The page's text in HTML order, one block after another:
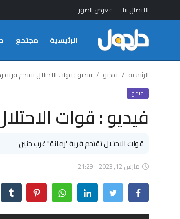
الاتصال بنا معرض الصور
الرئيسية مجتمع الدخول التسجيل
الاتصال بنا
تكنلوجيا
الرئيسية فيديو فيديو : قوات الاحتلال تقتحم قرية
فيديو
فيديو : قوات
قوات الاحتلال تقتحم قرية "رمانة" غرب جنين
مارس 12, 2023 - 21:29